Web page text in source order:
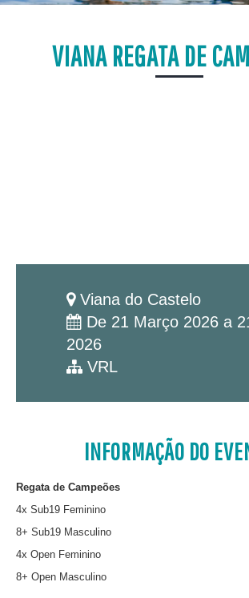
VIANA REGATA DE
Viana do Castelo
De 21 Março 2026 a
2026
VRL
INFORMAÇÃO DO
Regata de Campeões
4x Sub19 Feminino
8+ Sub19 Masculino
4x Open Feminino
8+ Open Masculino